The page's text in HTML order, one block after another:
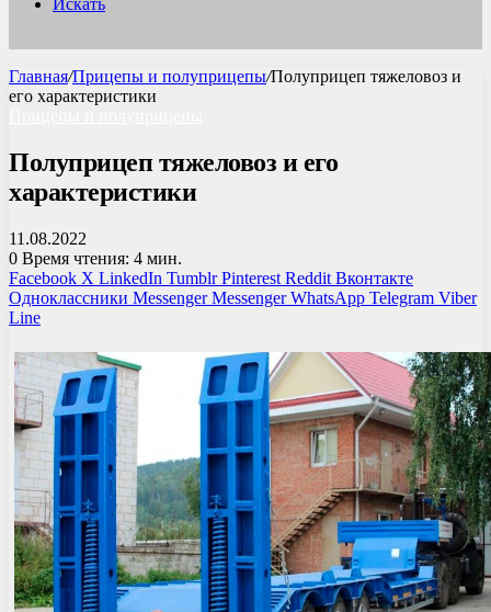
Искать
Главная/Прицепы и полуприцепы/Полуприцеп тяжеловоз и
его характеристики
Полуприцеп тяжеловоз и его
характеристики
11.08.2022
0 Время чтения: 4 мин.
Facebook X LinkedIn Tumblr Pinterest Reddit Вконтакте
Одноклассники Messenger Messenger WhatsApp Telegram Viber
Line